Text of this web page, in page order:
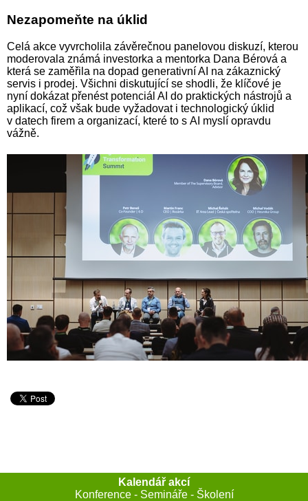
Nezapomeňte na úklid
Celá akce vyvrcholila závěrečnou panelovou diskuzí, kterou
moderovala známá investorka a mentorka Dana Bérová a
která se zaměřila na dopad generativní AI na zákaznický
servis i prodej. Všichni diskutující se shodli, že klíčové je
nyní dokázat přenést potenciál AI do praktických nástrojů a
aplikací, což však bude vyžadovat i technologický úklid
v datech firem a organizací, které to s AI myslí opravdu
vážně.
Kalendář akcí
Konference - Semináře - Školení